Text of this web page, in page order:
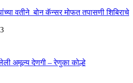
वतीने बोन कॅन्सर मोफत तपासणी शिबिराचे
अमूल्य देणगी – रेणुका कोल्हे